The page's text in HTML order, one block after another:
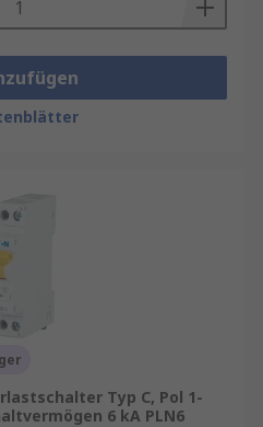
Typ C, Pol 1-
6 kA PLN6